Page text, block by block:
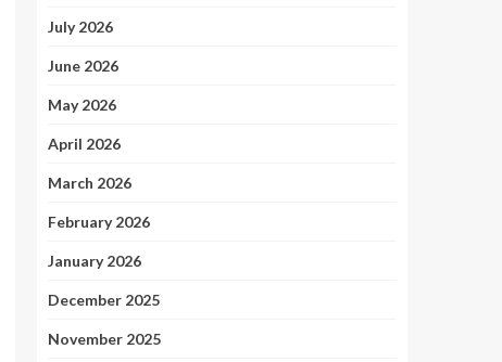
July 2026
June 2026
May 2026
April 2026
March 2026
February 2026
January 2026
December 2025
November 2025